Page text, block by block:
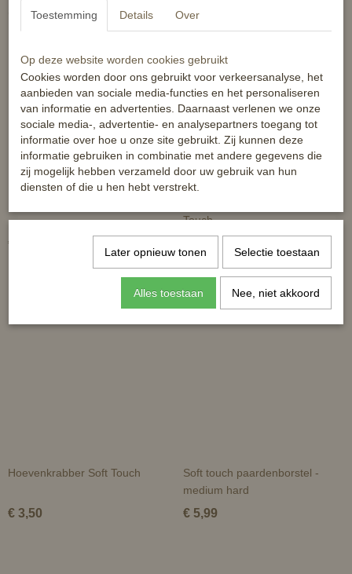
Ook interessant
€ 2,95
Touch
Hoevenkrabber Soft Touch
€ 3,50
Soft touch paardenborstel -
medium hard
€ 5,99
Toestemming Details Over
Op deze website worden cookies gebruikt
Cookies worden door ons gebruikt voor verkeersanalyse, het
aanbieden van sociale media-functies en het personaliseren
van informatie en advertenties. Daarnaast verlenen we onze
sociale media-, advertentie- en analysepartners toegang tot
informatie over hoe u onze site gebruikt. Zij kunnen deze
informatie gebruiken in combinatie met andere gegevens die
zij mogelijk hebben verzameld door uw gebruik van hun
diensten of die u hen hebt verstrekt.
Later opnieuw tonen Selectie toestaan
Alles toestaan Nee, niet akkoord